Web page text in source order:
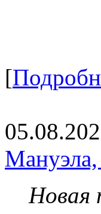
[
Мануэла,
Новая